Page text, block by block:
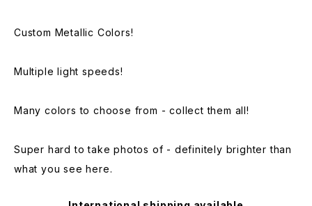
Custom Metallic Colors!
Multiple light speeds!
Many colors to choose from - collect them all!
Super hard to take photos of - definitely brighter than
what you see here.